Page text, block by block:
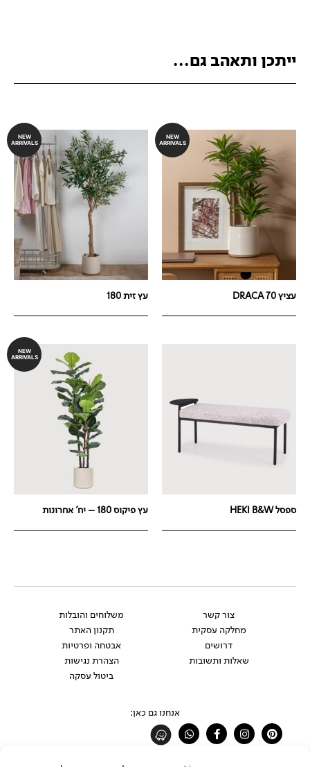
ייתכן ותאהב גם...
NEW
ARRIVALS
עציץ DRACA 70
NEW
ARRIVALS
עץ זית 180
ספסל HEKI B&W
NEW
ARRIVALS
עץ פיקוס 180 – יח' אחרונות
צור קשר
מחלקה עסקית
דרושים
שאלות ותשובות
משלוחים והובלות
תקנון האתר
אבטחה ופרטיות
הצהרת נגישות
ביטול עסקה
אנחנו גם כאן:
Pinterest
Instagram
Facebook-
f
Whatsapp